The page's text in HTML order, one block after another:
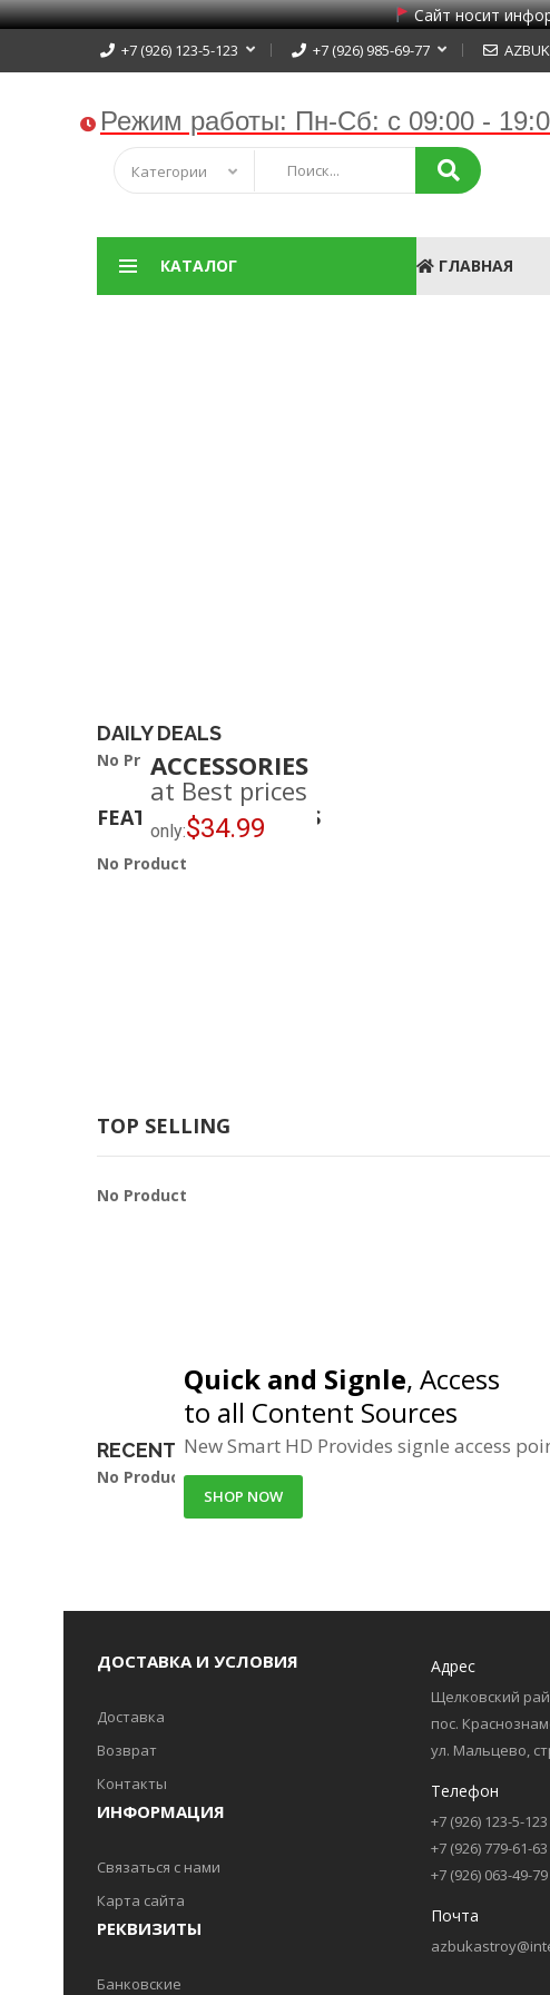
Сайт носит
+7 (926) 123-5-123 +7 (926) 985-69-77
Режим работы: Пн-Сб: с 09:00 -
Категории
КАТАЛОГ ГЛАВНАЯ
DAILY DEALS
No ProductACCESSORIES
at Best prices
only:$34.99
FEATURED PRODUCTS
No Product
TOP SELLING
No Product
Quick and Signle, Access
to all Content Sources
New Smart HD Provides signle access
SHOP NOW
RECENTLY VIEWED PRODUCTS
No Product
ДОСТАВКА И УСЛОВИЯ
Доставка
Возврат
Контакты
ИНФОРМАЦИЯ
Связаться с нами
Карта сайта
РЕКВИЗИТЫ
Банковские
Адрес
Щелковский
пос.
ул. Мальцево,
Телефон
+7 (926) 123-5-123
+7 (926) 779-61-63
+7 (926) 063-49-79
Почта